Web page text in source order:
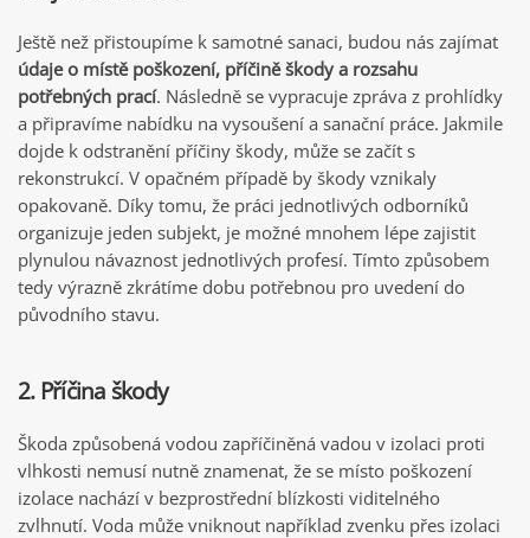
Ještě než přistoupíme k samotné sanaci, budou nás zajímat
údaje o místě poškození, příčině škody a rozsahu
potřebných prací. Následně se vypracuje zpráva z prohlídky
a připravíme nabídku na vysoušení a sanační práce. Jakmile
dojde k odstranění příčiny škody, může se začít s
rekonstrukcí. V opačném případě by škody vznikaly
opakovaně. Díky tomu, že práci jednotlivých odborníků
organizuje jeden subjekt, je možné mnohem lépe zajistit
plynulou návaznost jednotlivých profesí. Tímto způsobem
tedy výrazně zkrátíme dobu potřebnou pro uvedení do
původního stavu.
2. Příčina škody
Škoda způsobená vodou zapříčiněná vadou v izolaci proti
vlhkosti nemusí nutně znamenat, že se místo poškození
izolace nachází v bezprostřední blízkosti viditelného
zvlhnutí. Voda může vniknout například zvenku přes izolaci